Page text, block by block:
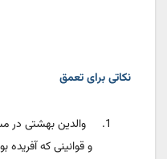
نکاتی برای تعمق
1.
والدین بهشتی در
و قوانینی که آفریده